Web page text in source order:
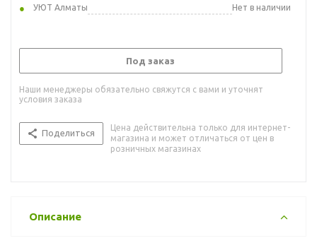
УЮТ Алматы
Нет в наличии
Под заказ
Наши менеджеры обязательно свяжутся с вами и уточнят
условия заказа
Поделиться
Цена действительна только для интернет-
магазина и может отличаться от цен в
розничных магазинах
Описание